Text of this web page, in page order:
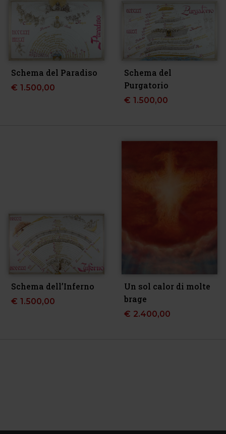
Schema del Paradiso
€ 1.500,00
Schema del
Purgatorio
€ 1.500,00
Schema dell’Inferno
€ 1.500,00
Un sol calor di molte
brage
€ 2.400,00